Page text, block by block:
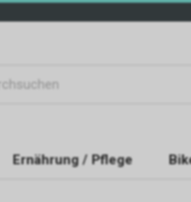
Ernährung / Pflege